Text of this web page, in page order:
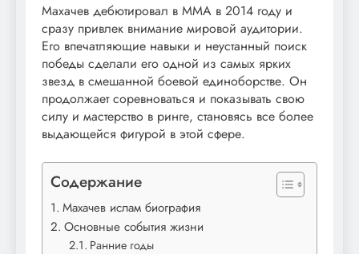
Махачев дебютировал в ММА в 2014 году и
сразу привлек внимание мировой аудитории.
Его впечатляющие навыки и неустанный поиск
победы сделали его одной из самых ярких
звезд в смешанной боевой единоборстве. Он
продолжает соревноваться и показывать свою
силу и мастерство в ринге, становясь все более
выдающейся фигурой в этой сфере.
Содержание
Махачев ислам биография
Основные события жизни
Ранние годы